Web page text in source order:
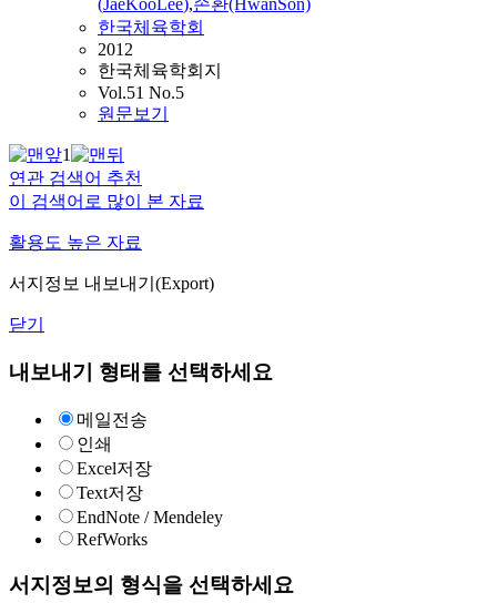
(JaeKooLee),손환(HwanSon)
한국체육학회
2012
한국체육학회지
Vol.51 No.5
원문보기
1
연관 검색어 추천
이 검색어로 많이 본 자료
활용도 높은 자료
서지정보 내보내기(Export)
닫기
내보내기 형태를 선택하세요
메일전송
인쇄
Excel저장
Text저장
EndNote / Mendeley
RefWorks
서지정보의 형식을 선택하세요